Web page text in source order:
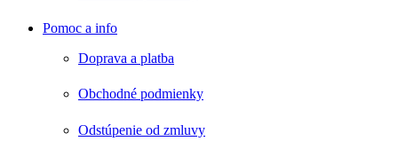
Pomoc a info
Doprava a platba
Obchodné podmienky
Odstúpenie od zmluvy